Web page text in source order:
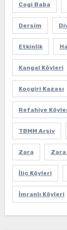
Cogi Baba
Dersim
Etkinlik
Kangal Köyleri
Koçgiri Kazası
Refahiye
TBMM Arşiv
Zara Zara
İliç Köyleri
İmranlı Köyleri